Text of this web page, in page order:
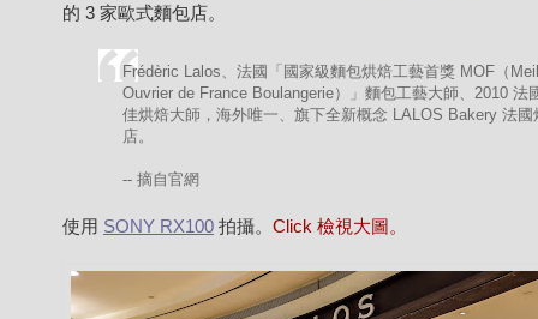
的 3 家歐式麵包店。
Frédèric Lalos、法國「國家級麵包烘焙工藝首獎 MOF（
Ouvrier de France Boulangerie）」麵包工藝大師、2010 法
佳烘焙大師，海外唯一、旗下全新概念 LALOS Bakery 法國
店。
-- 摘自官網
使用 SONY RX100 拍攝。 Click 檢視大圖。